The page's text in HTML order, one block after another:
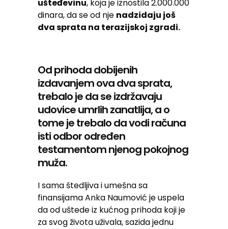
ušteđevinu, koja je iznostila 2.000.000
dinara, da se od nje nadzidaju još
dva sprata na terazijskoj zgradi.
Od prihoda dobijenih
izdavanjem ova dva sprata,
trebalo je da se izdržavaju
udovice umrlih zanatlija, a o
tome je trebalo da vodi računa
isti odbor određen
testamentom njenog pokojnog
muža.
I sama štedljiva i umešna sa
finansijama Anka Naumović je uspela
da od uštede iz kućnog prihoda koji je
za svog života uživala, sazida jednu